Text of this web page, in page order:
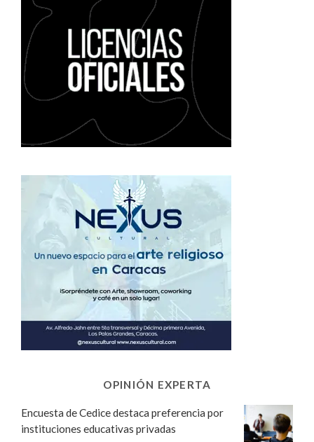
OPINIÓN EXPERTA
Encuesta de Cedice destaca preferencia por
instituciones educativas privadas